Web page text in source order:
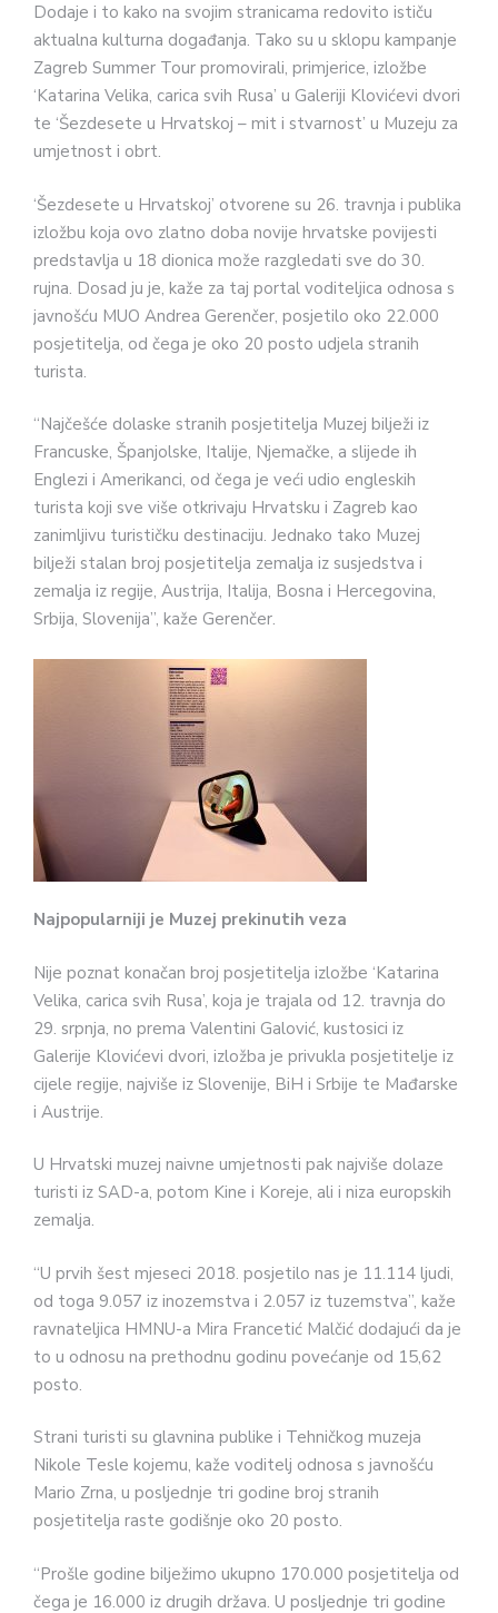
Dodaje i to kako na svojim stranicama redovito ističu
aktualna kulturna događanja. Tako su u sklopu kampanje
Zagreb Summer Tour promovirali, primjerice, izložbe
‘Katarina Velika, carica svih Rusa’ u Galeriji Klovićevi dvori
te ‘Šezdesete u Hrvatskoj – mit i stvarnost’ u Muzeju za
umjetnost i obrt.
‘Šezdesete u Hrvatskoj’ otvorene su 26. travnja i publika
izložbu koja ovo zlatno doba novije hrvatske povijesti
predstavlja u 18 dionica može razgledati sve do 30.
rujna. Dosad ju je, kaže za taj portal voditeljica odnosa s
javnošću MUO Andrea Gerenčer, posjetilo oko 22.000
posjetitelja, od čega je oko 20 posto udjela stranih
turista.
“Najčešće dolaske stranih posjetitelja Muzej bilježi iz
Francuske, Španjolske, Italije, Njemačke, a slijede ih
Englezi i Amerikanci, od čega je veći udio engleskih
turista koji sve više otkrivaju Hrvatsku i Zagreb kao
zanimljivu turističku destinaciju. Jednako tako Muzej
bilježi stalan broj posjetitelja zemalja iz susjedstva i
zemalja iz regije, Austrija, Italija, Bosna i Hercegovina,
Srbija, Slovenija”, kaže Gerenčer.
Najpopularniji je Muzej prekinutih veza
Nije poznat konačan broj posjetitelja izložbe ‘Katarina
Velika, carica svih Rusa’, koja je trajala od 12. travnja do
29. srpnja, no prema Valentini Galović, kustosici iz
Galerije Klovićevi dvori, izložba je privukla posjetitelje iz
cijele regije, najviše iz Slovenije, BiH i Srbije te Mađarske
i Austrije.
U Hrvatski muzej naivne umjetnosti pak najviše dolaze
turisti iz SAD-a, potom Kine i Koreje, ali i niza europskih
zemalja.
“U prvih šest mjeseci 2018. posjetilo nas je 11.114 ljudi,
od toga 9.057 iz inozemstva i 2.057 iz tuzemstva”, kaže
ravnateljica HMNU-a Mira Francetić Malčić dodajući da je
to u odnosu na prethodnu godinu povećanje od 15,62
posto.
Strani turisti su glavnina publike i Tehničkog muzeja
Nikole Tesle kojemu, kaže voditelj odnosa s javnošću
Mario Zrna, u posljednje tri godine broj stranih
posjetitelja raste godišnje oko 20 posto.
“Prošle godine bilježimo ukupno 170.000 posjetitelja od
čega je 16.000 iz drugih država. U posljednje tri godine